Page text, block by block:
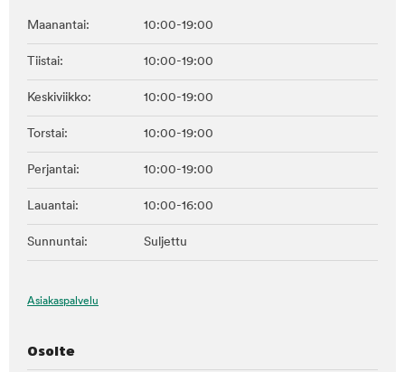
Maanantai: 10:00-19:00
Tiistai: 10:00-19:00
Keskiviikko: 10:00-19:00
Torstai: 10:00-19:00
Perjantai: 10:00-19:00
Lauantai: 10:00-16:00
Sunnuntai: Suljettu
Asiakaspalvelu
Osoite